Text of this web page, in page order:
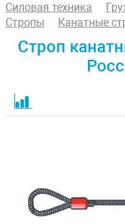
Силовая техника
Стропы
Канатные
Строп